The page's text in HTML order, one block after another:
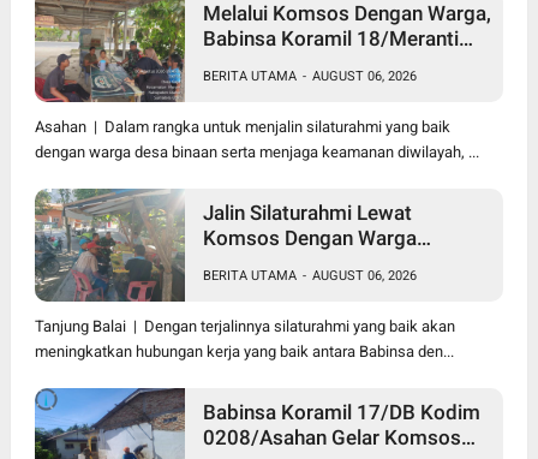
Melalui Komsos Dengan Warga,
Babinsa Koramil 18/Meranti
Jaga ebersihan Dan Kamtibmas
BERITA UTAMA - AUGUST 06, 2026
Asahan | Dalam rangka untuk menjalin silaturahmi yang baik
dengan warga desa binaan serta menjaga keamanan diwilayah, ...
Jalin Silaturahmi Lewat
Komsos Dengan Warga
09/TB Kodim 0208/Asahan
BERITA UTAMA - AUGUST 06, 2026
Tanjung Balai | Dengan terjalinnya silaturahmi yang baik akan
meningkatkan hubungan kerja yang baik antara Babinsa den...
Babinsa Koramil 17/DB Kodim
0208/Asahan Gelar Komsos